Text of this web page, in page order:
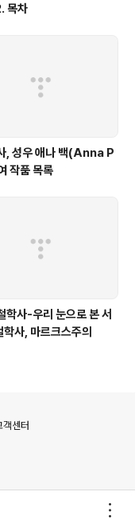
목차
, 성우 애나 백(Anna P
작품 목록
학사-우리 눈으로 본 서
사, 마르크스주의
객센터